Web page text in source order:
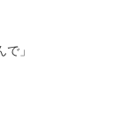
」